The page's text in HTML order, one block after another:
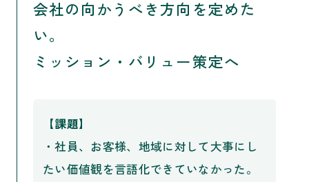
会社の向かうべき方向を定めた
い。
ミッション・バリュー策定へ
【課題】
・社員、お客様、地域に対して大事にし
たい価値観を言語化できていなかった。